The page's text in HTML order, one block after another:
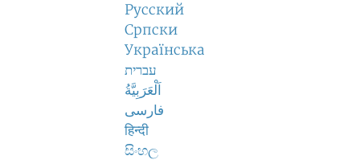
Русский
Српски
Українська
עברית
اَلْعَرَبِيَّةُ
فارسی
हिन्दी
සිංහල